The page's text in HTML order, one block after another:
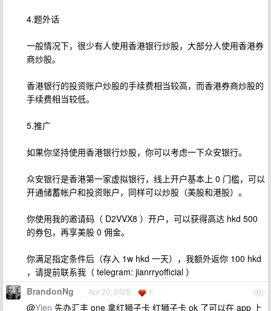
4.题外话
一般情况下，很少有人使用香港银行炒股，大部分人使用香港券
商炒股。
香港银行的投资账户炒股的手续费相当较高，而香港券商炒股的
手续费相当较低。
5.推广
如果你坚持使用香港银行炒股，你可以考虑一下众安银行。
众安银行是香港第一家虚拟银行，线上开户基本上 0 门槛，可以
开通储蓄帐户和投资账户，同样可以炒股（美股和港股）。
你使用我的邀请码（ D2VVX8 ）开户，可以获得高达 hkd 500
的券包，再享美股 0 佣金。
你满足指定条件后（存入 1w hkd 一天），我额外返你 100 hkd
，请提前联系我（ telegram: jianrryofficial ）
11
BrandonNg Apr 20, 2025 1
@Yien 先办汇丰 one 拿红狮子卡 红狮子卡 ok 了可以在 app 上